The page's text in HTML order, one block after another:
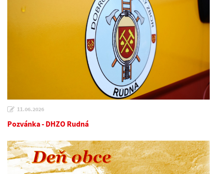
11.06.2026
Pozvánka - DHZO Rudná